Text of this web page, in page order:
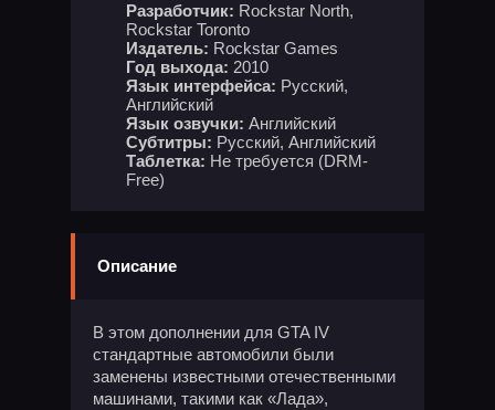
Разработчик: Rockstar North,
Rockstar Toronto
Издатель: Rockstar Games
Год выхода: 2010
Язык интерфейса: Русский,
Английский
Язык озвучки: Английский
Субтитры: Русский, Английский
Таблетка: Не требуется (DRM-
Free)
Описание
В этом дополнении для GTA IV
стандартные автомобили были
заменены известными отечественными
машинами, такими как «Лада»,